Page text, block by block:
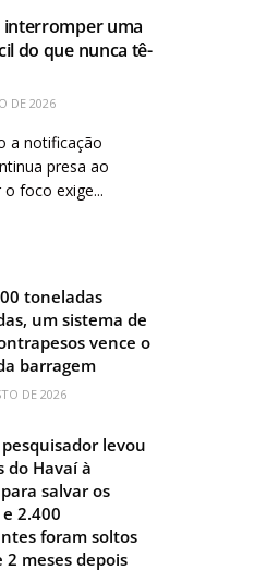
interromper uma
do que nunca tê-
DE 2026
a notificação
presa ao
foco exige...
toneladas
um sistema de
vence o
barragem
DE 2026
pesquisador levou
do Havaí à
salvar os
2.400
foram soltos
2 meses depois